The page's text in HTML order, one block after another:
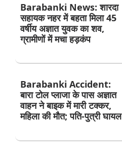
Barabanki News: शारदा
सहायक नहर में बहता मिला 45
वर्षीय अज्ञात युवक का शव,
ग्रामीणों में मचा हड़कंप
Barabanki Accident:
बारा टोल प्लाजा के पास अज्ञात
वाहन ने बाइक में मारी टक्कर,
महिला की मौत; पति-पुत्री घायल